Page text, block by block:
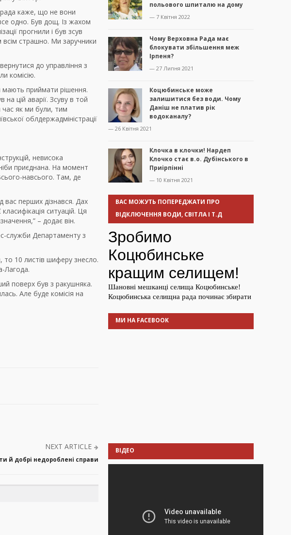
каже, що не вони
одно. Був дощ. Із жахом
прогнили і був зсув
страшно. Ми заручники
до управління з
комісію.
мають приймати рішення.
цій аварії. Зсуву в той
як ми були, тим
облдержадміністрації
невисока
приєднана. На момент
навсього. Там, де
вас перших дізнався. Дах
ситуацій. Ця
– додає він.
служби Департаменту з
то 10 листів шиферу знесло.
Лагода.
поверх був з ракушняка.
Але буде комісія на
NEXT ARTICLE
й добрі недороблені справи
польового шпиталю на дому
— 7 Квітня 2022
Чому Верховна Рада має
блокувати збільшення меж
Ірпеня?
— 27 Липня 2021
Коцюбинське може
залишитися без води. Чому
Даніш не платив рік
водоканалу?
— 26 Квітня 2021
Клочка в клочки! Нардеп
Клочко стає в.о. Дубінського в
Приірпінні
— 10 Квітня 2021
ВАС МОЖУТЬ ПОПЕРЕДЖАТИ ПРО
ВІДКЛЮЧЕННЯ ВОДИ, СВІТЛА І Т.Д
МИ НА FACEBOOK
ВІДЕО